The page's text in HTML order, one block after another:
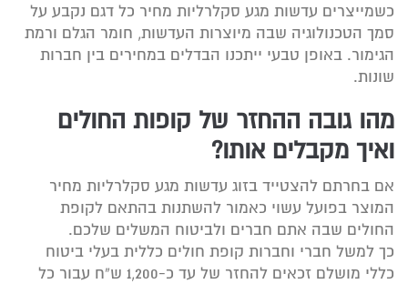
כשמייצרים עדשות מגע סקלרליות מחיר כל דגם נקבע על
סמך הטכנולוגיה שבה מיוצרות העדשות, חומר הגלם ורמת
הגימור. באופן טבעי ייתכנו הבדלים במחירים בין חברות
שונות.
מהו גובה ההחזר של קופות החולים
ואיך מקבלים אותו?
אם בחרתם להצטייד בזוג עדשות מגע סקלרליות מחיר
המוצר בפועל עשוי כאמור להשתנות בהתאם לקופת
החולים שבה אתם חברים ולביטוח המשלים שלכם.
כך למשל חברי וחברות קופת חולים כללית בעלי ביטוח
כללי מושלם זכאים להחזר של עד כ-1,200 ש”ח עבור כל